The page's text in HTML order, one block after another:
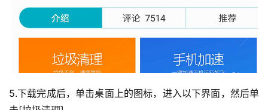
5.下载完成后，单击桌面上的图标，进入以下界面，然后单